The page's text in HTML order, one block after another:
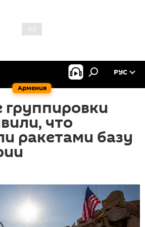
Армения
РУС
что
ракетами базу